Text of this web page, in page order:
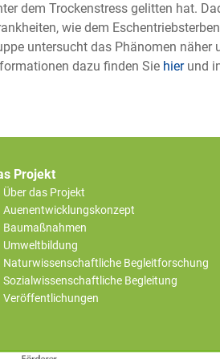
dem Trockenstress gelitten hat.
wie dem
untersucht das Phänomen näher
dazu finden Sie hierund
Projekt
Über das Projekt
Auenentwicklungskonzept
Baumaßnahmen
Umweltbildung
Naturwissenschaftliche Begleitforschung
Sozialwissenschaftliche Begleitung
Veröffentlichungen